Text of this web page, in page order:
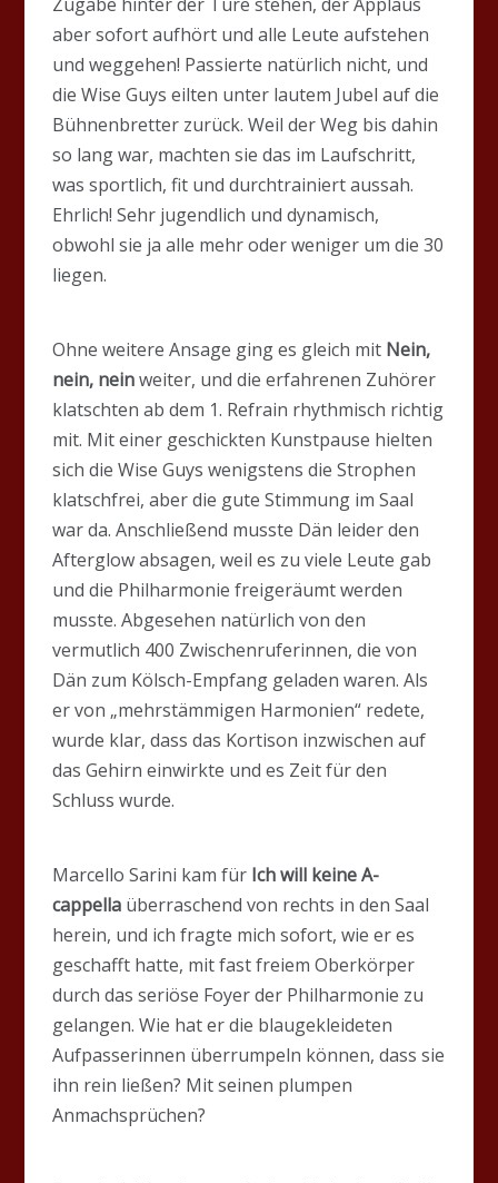
aber sofort aufhört und alle Leute aufstehen
und weggehen! Passierte natürlich nicht, und
die Wise Guys eilten unter lautem Jubel auf die
Bühnenbretter zurück. Weil der Weg bis dahin
so lang war, machten sie das im Laufschritt,
was sportlich, fit und durchtrainiert aussah.
Ehrlich! Sehr jugendlich und dynamisch,
obwohl sie ja alle mehr oder weniger um die 30
liegen.
Ohne weitere Ansage ging es gleich mit Nein,
nein, neinweiter, und die erfahrenen Zuhörer
klatschten ab dem 1. Refrain rhythmisch richtig
mit. Mit einer geschickten Kunstpause hielten
sich die Wise Guys wenigstens die Strophen
klatschfrei, aber die gute Stimmung im Saal
war da. Anschließend musste Dän leider den
Afterglow absagen, weil es zu viele Leute gab
und die Philharmonie freigeräumt werden
musste. Abgesehen natürlich von den
vermutlich 400 Zwischenruferinnen, die von
Dän zum Kölsch-Empfang geladen waren. Als
er von „mehrstämmigen Harmonien“ redete,
wurde klar, dass das Kortison inzwischen auf
das Gehirn einwirkte und es Zeit für den
Schluss wurde.
Marcello Sarini kam für Ich will keine A-
cappella überraschend von rechts in den Saal
herein, und ich fragte mich sofort, wie er es
geschafft hatte, mit fast freiem Oberkörper
durch das seriöse Foyer der Philharmonie zu
gelangen. Wie hat er die blaugekleideten
Aufpasserinnen überrumpeln können, dass sie
ihn rein ließen? Mit seinen plumpen
Anmachsprüchen?